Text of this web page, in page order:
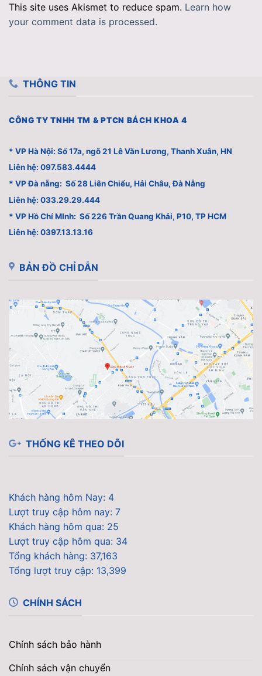
This site uses Akismet to reduce spam. Learn how
your comment data is processed.
THÔNG TIN
CÔNG TY TNHH TM & PTCN BÁCH KHOA 4
* VP Hà Nội: Số 17a, ngõ 21 Lê Văn Lương, Thanh Xuân, HN
Liên hệ: 097.583.4444
* VP Đà nẵng: Số 28 Liên Chiểu, Hải Châu, Đà Nẵng
Liên hệ: 033.29.29.444
* VP Hồ Chí MInh: Số 226 Trần Quang Khải, P10, TP HCM
Liên hệ: 0397.13.13.16
BẢN ĐỒ CHỈ DẪN
THỐNG KÊ THEO DÕI
Khách hàng hôm Nay: 4
Lượt truy cập hôm nay: 7
Khách hàng hôm qua: 25
Lượt truy cập hôm qua: 34
Tổng khách hàng: 37,163
Tổng lượt truy cập: 13,399
CHÍNH SÁCH
Chính sách bảo hành
Chính sách vận chuyển